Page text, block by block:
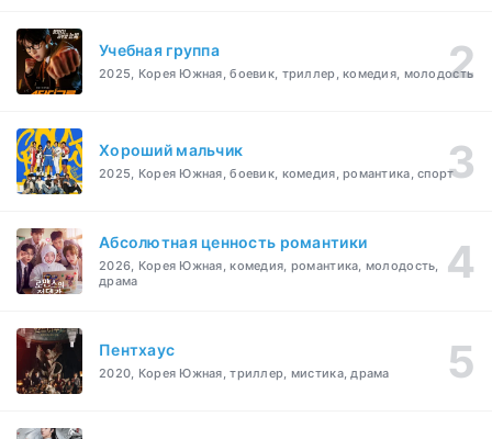
Учебная группа
2025, Корея Южная, боевик, триллер, комедия, молодость
Хороший мальчик
2025, Корея Южная, боевик, комедия, романтика, спорт
Абсолютная ценность романтики
2026, Корея Южная, комедия, романтика, молодость,
драма
Пентхаус
2020, Корея Южная, триллер, мистика, драма